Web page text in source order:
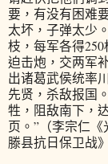
要，有没有困难
太坏，子弹太少
枝，每军各得
迫击炮，交两军
出诸葛武侯统率
先贤，杀敌报国
牲，阻敌南下，
页。”（李宗仁
滕县抗日保卫战》